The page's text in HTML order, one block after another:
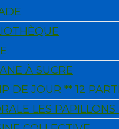
À SUCRE
DE JOUR ** 12
LES PAPILLONS